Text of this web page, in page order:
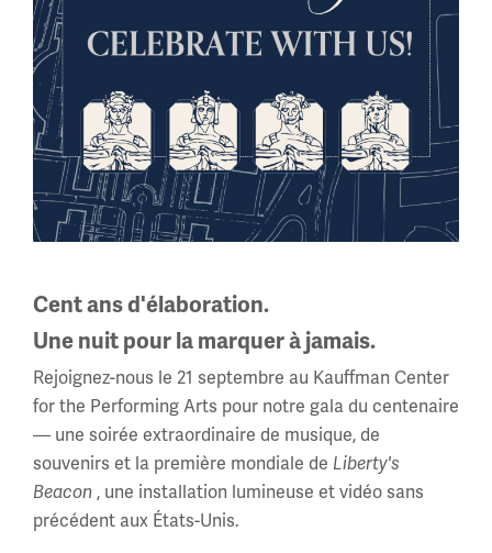
Cent ans d'élaboration.
Une nuit pour la marquer à jamais.
Rejoignez-nous le 21 septembre au Kauffman Center
for the Performing Arts pour notre gala du centenaire
— une soirée extraordinaire de musique, de
souvenirs et la première mondiale de Liberty's
Beacon , une installation lumineuse et vidéo sans
précédent aux États-Unis.